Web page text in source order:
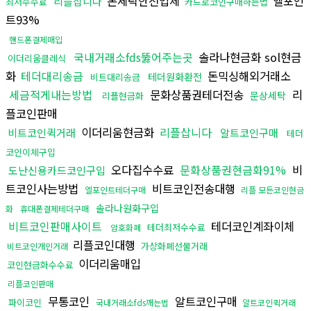
트93%
핸드폰결제매입
이더리움클레식 국내거래소fds뚫어주는곳 솔라나현금화 sol현금
화 테더대리송금 비트대리송금 테더원화환전 돈믹싱해외거래소
세금적게내는방법
리플현금화 문화상품권테더전송 문상세탁 리
플코인판매
비트코인퀵거래 이더리움현금화 리플삽니다 알트코인구매
테더
코인이체구입
도난신용카드코인구입 오다집수수료 문화상품권현금화91% 비
트코인사는방법
엘포인트테더구매 비트코인전송대행
리플 모든코인현금
화 휴대폰결제테더구매 솔라나원화구입
비트코인판매사이트 암호화폐 테더최저수수료 테더코인계좌이체
비트코인개인거래 리플코인대행 가상화폐선물거래
코인현금화수수료 이더리움매입
리플코인판매
파이코인 무통코인 국내거래소fds깨는법 알트코인구매 알트코인퀵거래